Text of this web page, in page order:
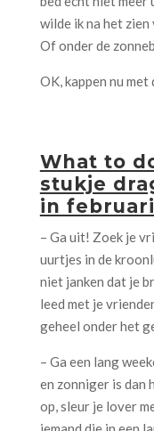
wilde ik na het
Of onder de
OK, kappen nu
What to
stukje
in
– Ga uit! Zoek je
uurtjes in de
niet janken dat je
leed met je
geheel onder het
– Ga een lang
en zonniger is dan
op, sleur je lover